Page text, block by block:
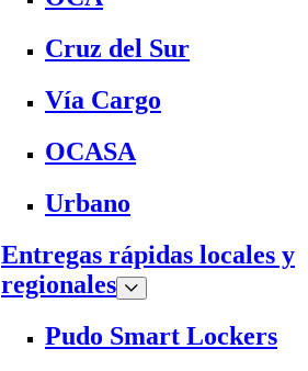
Cruz del Sur
Vía Cargo
OCASA
Urbano
Entregas rápidas locales y
regionales
Pudo Smart Lockers